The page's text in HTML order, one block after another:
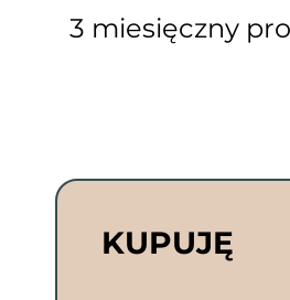
3 miesięczny
KUPUJĘ